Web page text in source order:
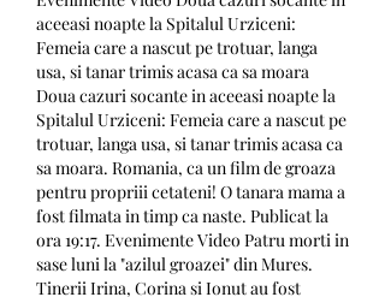
aceeasi noapte la Spitalul Urziceni:
Femeia care a nascut pe trotuar, langa
usa, si tanar trimis acasa ca sa moara
Doua cazuri socante in aceeasi noapte la
Spitalul Urziceni: Femeia care a nascut pe
trotuar, langa usa, si tanar trimis acasa ca
sa moara. Romania, ca un film de groaza
pentru propriii cetateni! O tanara mama a
fost filmata in timp ca naste. Publicat la
ora 19:17. Evenimente Video Patru morti in
sase luni la "azilul groazei" din Mures.
Tinerii Irina, Corina si Ionut au fost